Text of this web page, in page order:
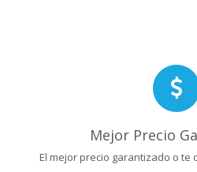
Mejor Precio
El mejor precio garantizado o te